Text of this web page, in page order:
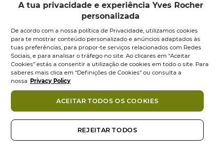
A tua privacidade e experiência Yves Rocher
personalizada
De acordo com a nossa política de Privacidade, utilizamos cookies
para te mostrar conteúdo personalizado e anúncios adaptados às
tuas preferências, para propor-te serviços relacionados com Redes
Sociais, e para analisar o tráfego no site. Ao clicares em “Aceitar
Cookies” estás a consentir a utilização de cookies em todo o site. Para
saberes mais clica em “Definições de Cookies” ou consulta a
nossa Privacy Policy
REJEITAR TODOS
ACEITAR TODOS OS COOKIES